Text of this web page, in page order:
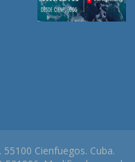
55100 Cienfuegos. Cuba.